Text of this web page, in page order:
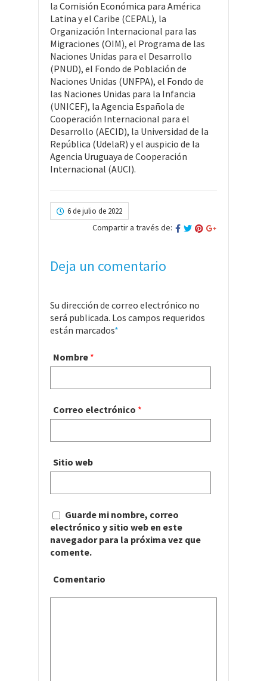
la Comisión Económica para América
Latina y el Caribe (CEPAL), la
Organización Internacional para las
Migraciones (OIM), el Programa de las
Naciones Unidas para el Desarrollo
(PNUD), el Fondo de Población de
Naciones Unidas (UNFPA), el Fondo de
las Naciones Unidas para la Infancia
(UNICEF), la Agencia Española de
Cooperación Internacional para el
Desarrollo (AECID), la Universidad de la
República (UdelaR) y el auspicio de la
Agencia Uruguaya de Cooperación
Internacional (AUCI).
6 de julio de 2022
Compartir a través de:
Deja un comentario
Su dirección de correo electrónico no
será publicada. Los campos requeridos
están marcados*
Nombre *
Correo electrónico *
Sitio web
Guarde mi nombre, correo
electrónico y sitio web en este
navegador para la próxima vez que
comente.
Comentario